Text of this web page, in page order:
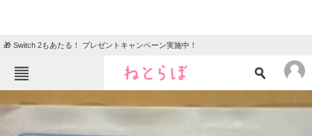
🎁 Switch 2もあたる！ プレゼントキャンペーン実施中！
TOP